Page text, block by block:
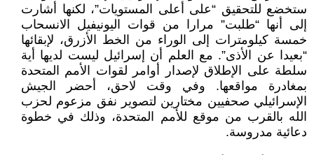
ستخضع للتحقيق “على أعلى المستويات”، لكنها أشارت
إلى أنها “طلبت” مرارا من قوات اليونيفيل الانسحاب
خمسة كيلومترات إلى الوراء من الخط الأزرق، لإبقائها
“بعيدا عن الأذى”. مع العلم أن إسرائيل ليست لديها أية
سلطة على الإطلاق لإصدار أوامر لقوات الأمم المتحدة
بمغادرة مواقعها. وفي وقت لاحق، أحضر الجيش
الإسرائيلي صحفيين مختارين لتصوير نفق مزعوم لحزب
الله بالقرب من موقع للأمم المتحدة، وذلك في خطوة
دعائية مدروسة.